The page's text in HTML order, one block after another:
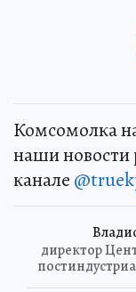
Комсомолка
наши новости
канале
директор